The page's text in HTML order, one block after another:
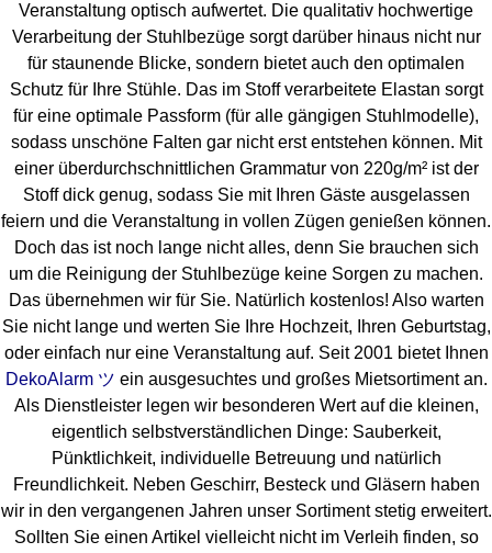
Veranstaltung optisch aufwertet. Die qualitativ hochwertige
Verarbeitung der Stuhlbezüge sorgt darüber hinaus nicht nur
für staunende Blicke, sondern bietet auch den optimalen
Schutz für Ihre Stühle. Das im Stoff verarbeitete Elastan sorgt
für eine optimale Passform (für alle gängigen Stuhlmodelle),
sodass unschöne Falten gar nicht erst entstehen können. Mit
einer überdurchschnittlichen Grammatur von 220g/m² ist der
Stoff dick genug, sodass Sie mit Ihren Gäste ausgelassen
feiern und die Veranstaltung in vollen Zügen genießen können.
Doch das ist noch lange nicht alles, denn Sie brauchen sich
um die Reinigung der Stuhlbezüge keine Sorgen zu machen.
Das übernehmen wir für Sie. Natürlich kostenlos! Also warten
Sie nicht lange und werten Sie Ihre Hochzeit, Ihren Geburtstag,
oder einfach nur eine Veranstaltung auf. Seit 2001 bietet Ihnen
DekoAlarm ツ ein ausgesuchtes und großes Mietsortiment an.
Als Dienstleister legen wir besonderen Wert auf die kleinen,
eigentlich selbstverständlichen Dinge: Sauberkeit,
Pünktlichkeit, individuelle Betreuung und natürlich
Freundlichkeit. Neben Geschirr, Besteck und Gläsern haben
wir in den vergangenen Jahren unser Sortiment stetig erweitert.
Sollten Sie einen Artikel vielleicht nicht im Verleih finden, so